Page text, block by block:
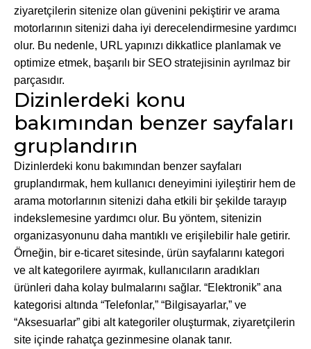
ziyaretçilerin sitenize olan güvenini pekiştirir ve arama
motorlarının sitenizi daha iyi derecelendirmesine yardımcı
olur. Bu nedenle, URL yapınızı dikkatlice planlamak ve
optimize etmek, başarılı bir SEO stratejisinin ayrılmaz bir
parçasıdır.
Dizinlerdeki konu
bakımından benzer sayfaları
gruplandırın
Dizinlerdeki konu bakımından benzer sayfaları
gruplandırmak, hem kullanıcı deneyimini iyileştirir hem de
arama motorlarının sitenizi daha etkili bir şekilde tarayıp
indekslemesine yardımcı olur. Bu yöntem, sitenizin
organizasyonunu daha mantıklı ve erişilebilir hale getirir.
Örneğin, bir e-ticaret sitesinde, ürün sayfalarını kategori
ve alt kategorilere ayırmak, kullanıcıların aradıkları
ürünleri daha kolay bulmalarını sağlar. “Elektronik” ana
kategorisi altında “Telefonlar,” “Bilgisayarlar,” ve
“Aksesuarlar” gibi alt kategoriler oluşturmak, ziyaretçilerin
site içinde rahatça gezinmesine olanak tanır.